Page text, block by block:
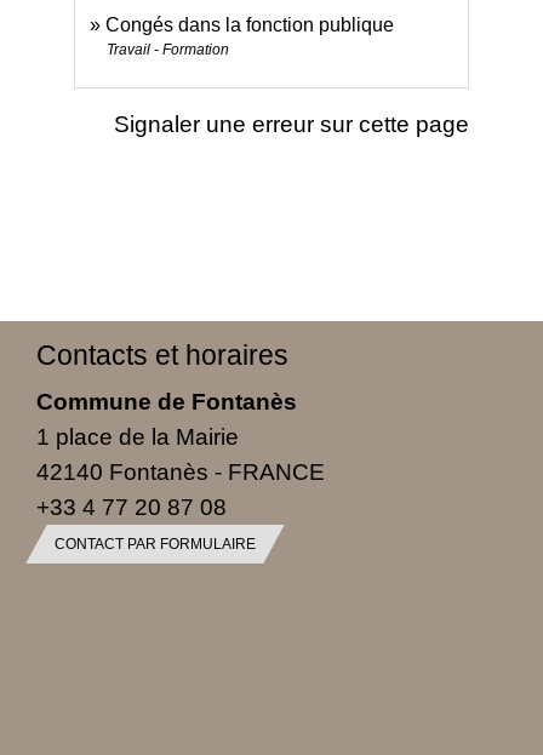
Congés dans la fonction publique
Travail - Formation
Signaler une erreur sur cette page
Contacts et horaires
Commune de Fontanès
1 place de la Mairie
42140 Fontanès - FRANCE
+33 4 77 20 87 08
CONTACT PAR FORMULAIRE